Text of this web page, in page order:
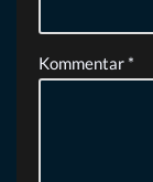
Kommentar *